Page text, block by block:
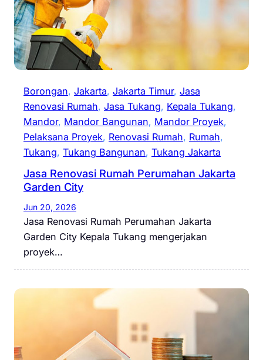
Borongan, Jakarta, Jakarta Timur, Jasa
Renovasi Rumah, Jasa Tukang, Kepala Tukang
Mandor, Mandor Bangunan, Mandor Proyek
Pelaksana Proyek, Renovasi Rumah, Rumah
Tukang, Tukang Bangunan, Tukang Jakarta
Jasa Renovasi Rumah Perumahan Jakarta
Garden City
Jun 20, 2026
Jasa Renovasi Rumah Perumahan Jakarta
Garden City Kepala Tukang mengerjakan
proyek…